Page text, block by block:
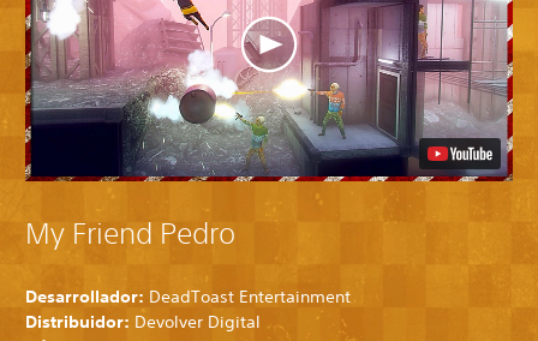
My Friend Pedro
Desarrollador: DeadToast Entertainment
Distribuidor: Devolver Digital